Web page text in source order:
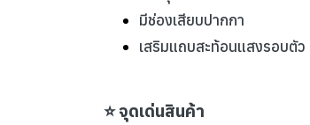
มีช่องเสียบปากกา
เสริมแถบสะท้อนแสงรอบตั
⭐ จุดเด่นสินค้า